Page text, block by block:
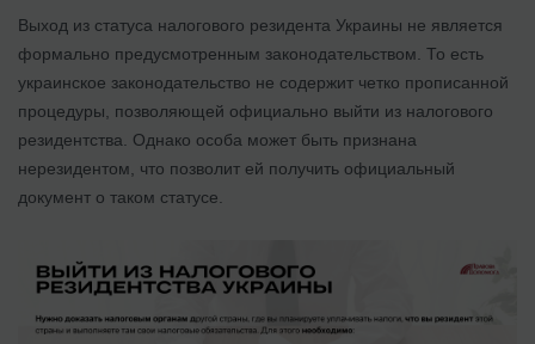
Выход из статуса налогового резидента Украины не является
формально предусмотренным законодательством. То есть
украинское законодательство не содержит четко прописанной
процедуры, позволяющей официально выйти из налогового
резидентства. Однако особа может быть признана
нерезидентом, что позволит ей получить официальный
документ о таком статусе.